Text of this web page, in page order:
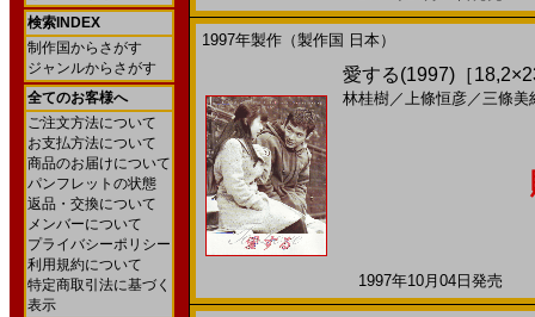
検索INDEX
制作国からさがす
ジャンルからさがす
全てのお客様へ
ご注文方法について
お支払方法について
商品のお届けについて
パンフレットの状態
返品・交換について
メンバーについて
プライバシーポリシー
利用規約について
特定商取引法に基づく
表示
1997年製作（製作国 日本）
愛する(1997)［
林桂樹／上條恒彦／三條美
1997年10月04日発売